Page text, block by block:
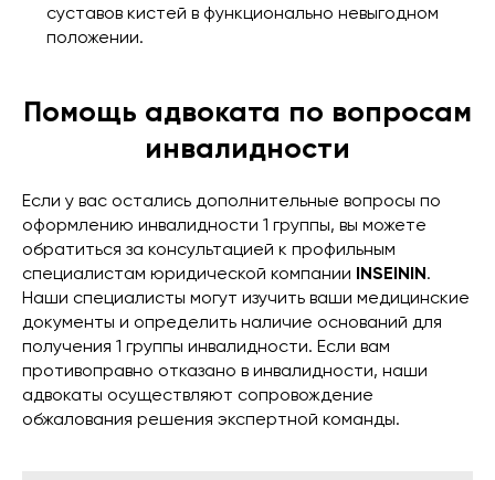
суставов кистей в функционально невыгодном
положении.
Помощь адвоката по вопросам
инвалидности
Если у вас остались дополнительные вопросы по
оформлению инвалидности 1 группы, вы можете
обратиться за консультацией к профильным
специалистам юридической компании INSEININ.
Наши специалисты могут изучить ваши медицинские
документы и определить наличие оснований для
получения 1 группы инвалидности. Если вам
противоправно отказано в инвалидности, наши
адвокаты осуществляют сопровождение
обжалования решения экспертной команды.